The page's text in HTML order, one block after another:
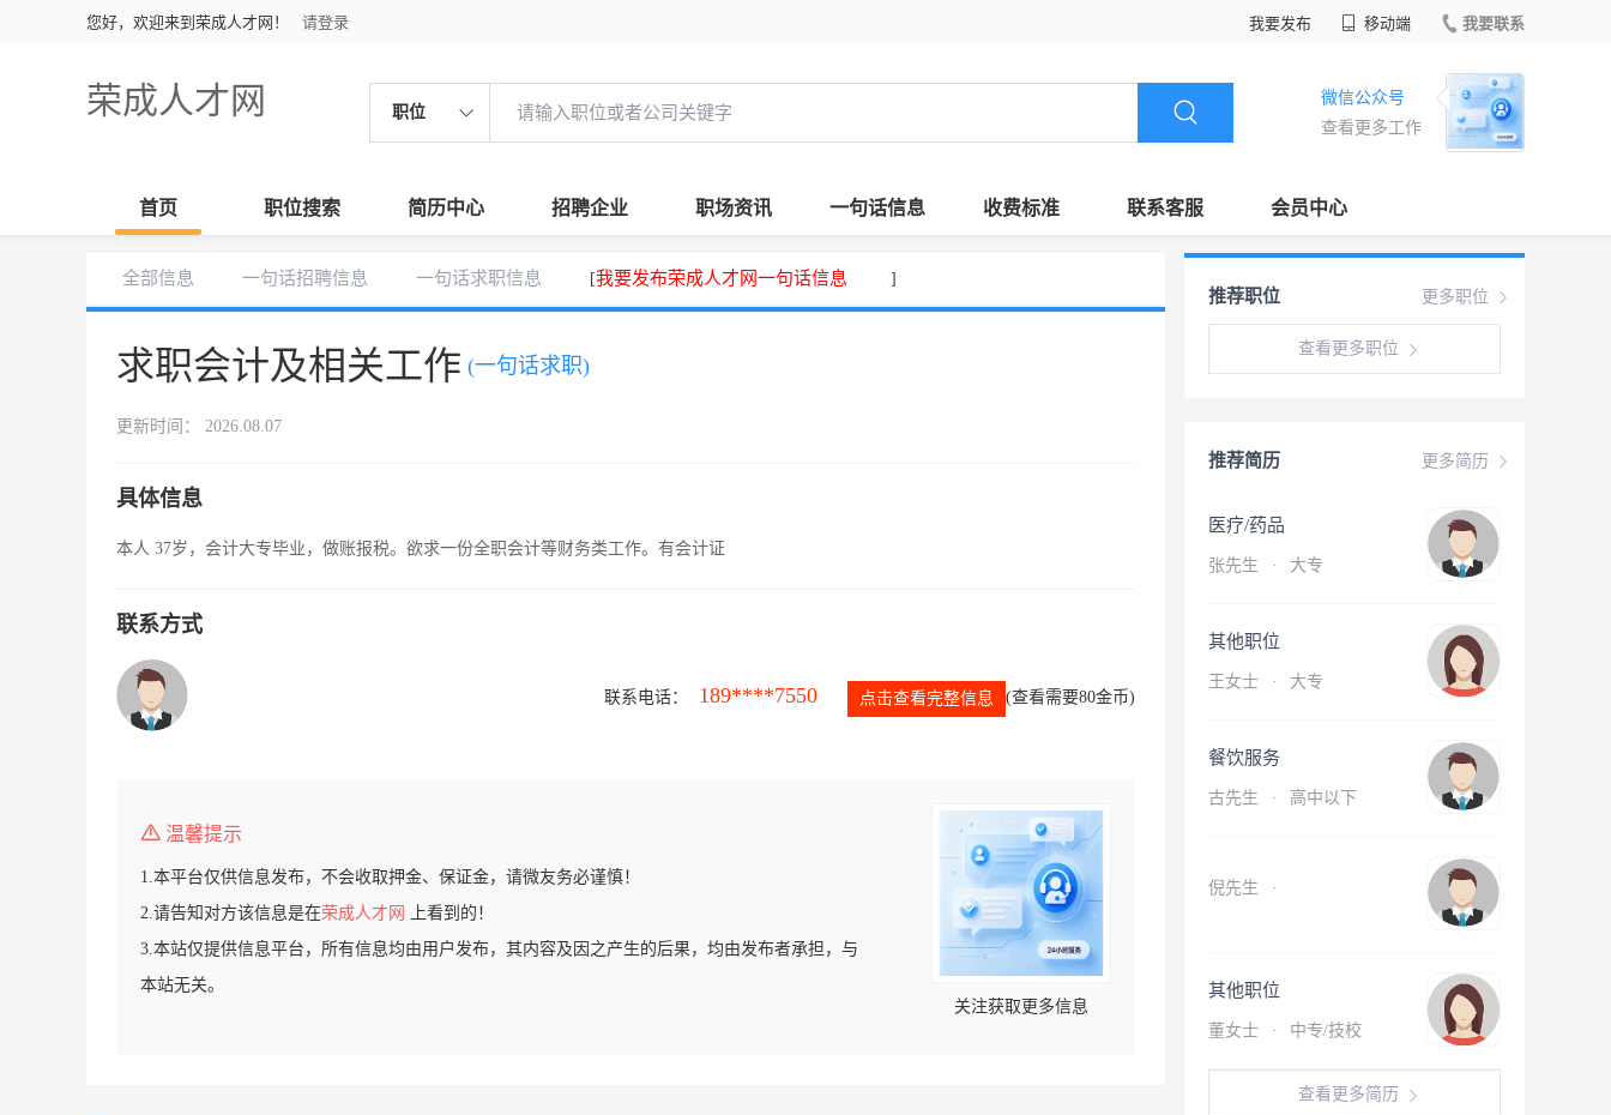
您好，欢迎来到荣成人才网！ 请登录 我要发布 移动端 我要联系
荣成人才网 职位
微信公众号
查看更多工作
首页 职位搜索 简历中心 招聘企业 职场资讯 一句话信息 收费标准 联系客服 会员中心
全部信息 一句话招聘信息 一句话求职信息 [我要发布荣成人才网一句话信息 ]
求职会计及相关工作 (一句话求职)
更新时间： 2026.08.07
具体信息
本人 37岁，会计大专毕业，做账报税。欲求一份全职会计等财务类工作。有会计证
联系方式
联系电话： 189****7550 点击查看完整信息 (查看需要80金币)
温馨提示
1.本平台仅供信息发布，不会收取押金、保证金，请微友务必谨慎！
2.请告知对方该信息是在荣成人才网
上看到的！
3.本站仅提供信息平台，所有信息均由用户发布，其内容及因之产生的后果，均由发布者承担，与
本站无关。
关注获取更多信息
更多职位
推荐职位
查看更多职位
更多简历
推荐简历
医疗/药品
张先生 · 大专
其他职位
王女士 · 大专
餐饮服务
古先生 · 高中以下
倪先生 ·
其他职位
董女士 · 中专/技校
查看更多简历